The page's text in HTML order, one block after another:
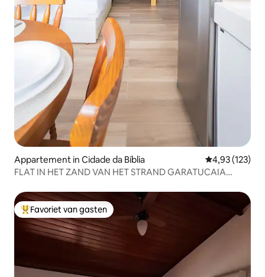
Appartement in Cidade da Bíblia Gemiddelde
4,93 (123)
FLAT IN HET ZAND VAN HET STRAND GARATUCAIA
Topfavoriet van gasten
Favoriet van gasten